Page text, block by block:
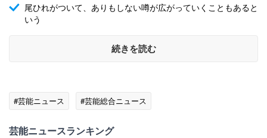
尾ひれがついて、ありもしない噂が広がっていくこともあると
いう
続きを読む
#芸能ニュース #芸能総合ニュース
芸能ニュースランキング